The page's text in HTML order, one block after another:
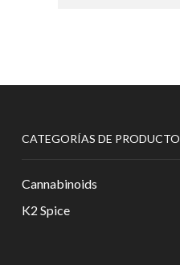
CATEGORÍAS DE PRODUCTO
Cannabinoids
K2 Spice